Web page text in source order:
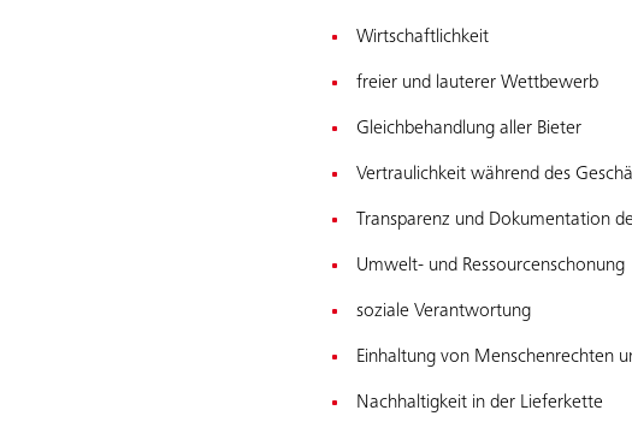
Wirtschaftlichkeit
freier und lauterer Wettbewerb
Gleichbehandlung aller Bieter
Vertraulichkeit während des
Transparenz und Dokumentation
Umwelt- und Ressourcenschonung
soziale Verantwortung
Einhaltung von Menschenrechten
Nachhaltigkeit in der Lieferkette